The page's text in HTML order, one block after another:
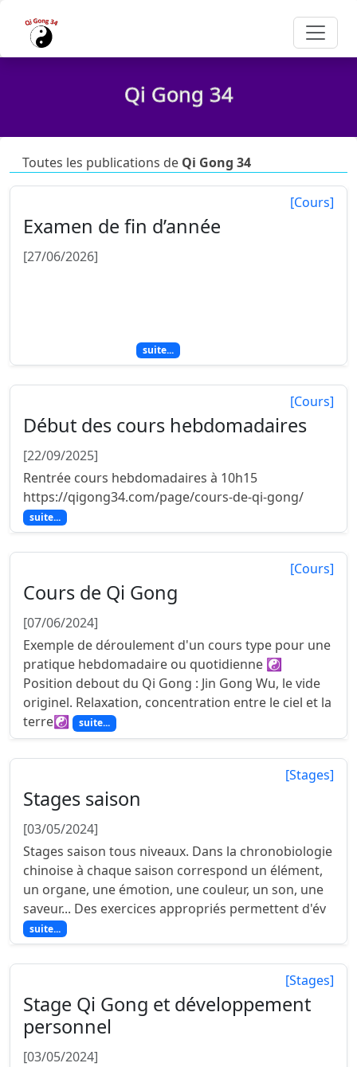
Qi Gong 34
Toutes les publications de Qi Gong 34
[Cours]
Examen de fin d’année
[27/06/2026]
suite...
[Cours]
Début des cours hebdomadaires
[22/09/2025]
Rentrée cours hebdomadaires à 10h15
https://qigong34.com/page/cours-de-qi-gong/
suite...
[Cours]
Cours de Qi Gong
[07/06/2024]
Exemple de déroulement d'un cours type pour une
pratique hebdomadaire ou quotidienne ☯
Position debout du Qi Gong : Jin Gong Wu, le vide
originel. Relaxation, concentration entre le ciel et la
terre☯
suite...
[Stages]
Stages saison
[03/05/2024]
Stages saison tous niveaux. Dans la chronobiologie
chinoise à chaque saison correspond un élément,
un organe, une émotion, une couleur, un son, une
saveur... Des exercices appropriés permettent d'év
suite...
[Stages]
Stage Qi Gong et développement
personnel
[03/05/2024]